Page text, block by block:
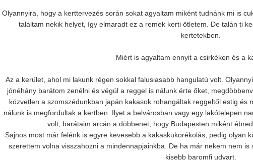
Olyannyira, hogy a kerttervezés során sokat agyaltam miként tudnánk mi is
találtam nekik helyet, így elmaradt ez a remek kerti ötletem. De talán ti
kertetekben.
Miért is agyaltam ennyit a csirkéken és a
Az a kerület, ahol mi lakunk régen sokkal falusiasabb hangulatú volt.
jónéhány barátom zenélni és végül a reggel is nálunk érte őket,
közvetlen a szomszédunkban japán kakasok rohangáltak reggeltől estig és
nálunk is megfordultak a kertben. Ilyet a belvárosban vagy egy lakótelepen
volt, barátaim arcán a döbbenet, hogy Budapesten miként
Sajnos most már felénk is egyre kevesebb a kakaskukorékolás, pedig olyan
szerettem volna visszahozni a mindennapjainkba. De ha már nekem nem
kisebb baromfi udvart.